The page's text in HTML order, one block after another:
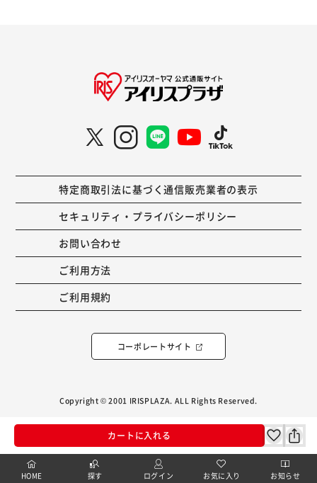
カートに入れる
特定商取引法に基づく通信販売業者の表示
セキュリティ・プライバシーポリシー
お問い合わせ
ご利用方法
ご利用規約
コーポレートサイト
Copyright © 2001 IRISPLAZA. ALL Rights Reserved.
HOME 探す ログイン お気に入り お知らせ